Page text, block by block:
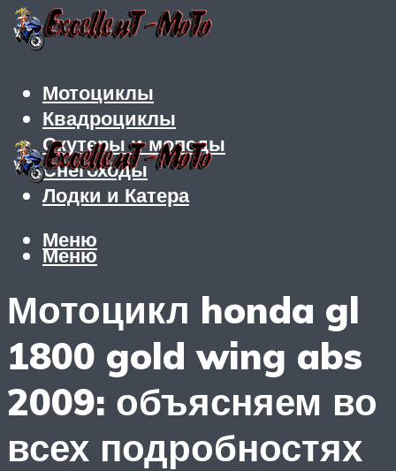
Мотоциклы
Квадроциклы
Скутеры и мопеды
Снегоходы
Лодки и Катера
Меню
Меню
Мотоцикл honda gl
1800 gold wing abs
2009: объясняем во
всех подробностях